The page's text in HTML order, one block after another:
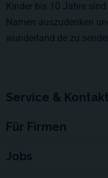
Kinder bis 10 Jahre
Namen auszudenken
wunderland.de zu
Service & Kontakt
Für Firmen
Jobs